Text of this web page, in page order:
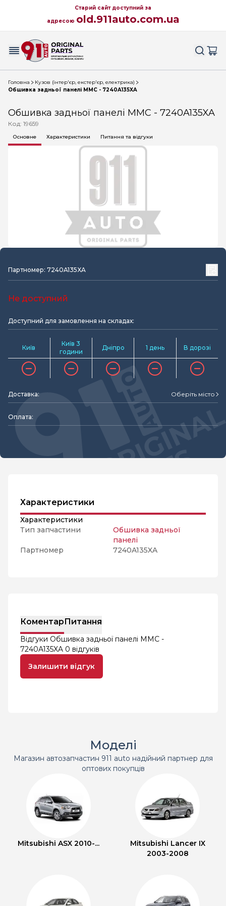
Старий сайт доступний за
адресою old.911auto.com.ua
Головна
Кузов (інтер'єр, екстер'єр, електрика)
Обшивка задньої панелі MMC - 7240A135XA
Обшивка задньої панелі MMC - 7240A135XA
Код: 19659
Основне Характеристики Питання та відгуки
Партномер: 7240A135XA
Не доступний
Доступний для замовлення на складах:
Київ
Київ 3
години
Дніпро 1 день В дорозі
Доставка: Оберіть місто
Оплата:
Характеристики
Характеристики
Тип запчастини
Обшивка задньої
панелі
Партномер
7240A135XA
КоментарПитання
Відгуки Обшивка задньої панелі MMC -
7240A135XA 0 відгуків
Залишити відгук
Моделі
Магазин автозапчастин 911 auto надійний партнер для
оптових покупців
Mitsubishi ASX 2010-...
Mitsubishi Lancer IX
2003-2008